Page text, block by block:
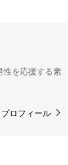
性を応援する素
プロフィール